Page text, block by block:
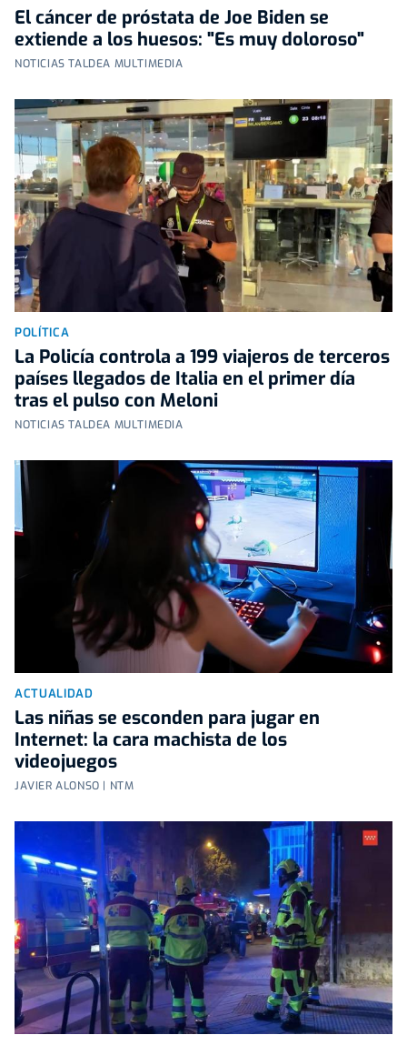
El cáncer de próstata de Joe Biden se
extiende a los huesos: "Es muy doloroso"
NOTICIAS TALDEA MULTIMEDIA
POLÍTICA
La Policía controla a 199 viajeros de terceros
países llegados de Italia en el primer día
tras el pulso con Meloni
NOTICIAS TALDEA MULTIMEDIA
ACTUALIDAD
Las niñas se esconden para jugar en
Internet: la cara machista de los
videojuegos
JAVIER ALONSO | NTM